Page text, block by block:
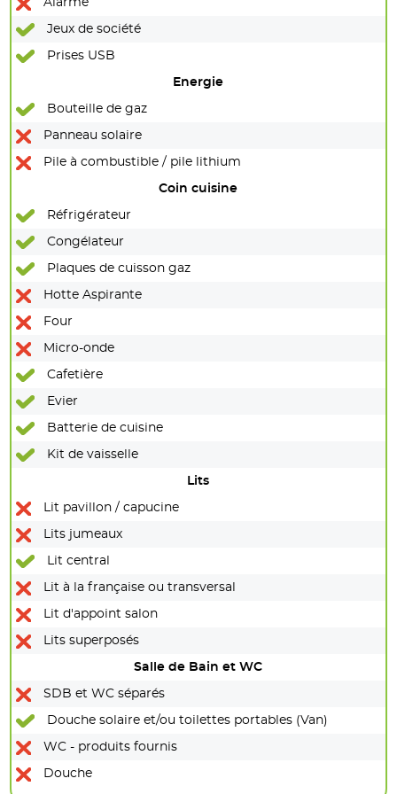
Alarme
Jeux de société
Prises USB
Energie
Bouteille de gaz
Panneau solaire
Pile à combustible / pile lithium
Coin cuisine
Réfrigérateur
Congélateur
Plaques de cuisson gaz
Hotte Aspirante
Four
Micro-onde
Cafetière
Evier
Batterie de cuisine
Kit de vaisselle
Lits
Lit pavillon / capucine
Lits jumeaux
Lit central
Lit à la française ou transversal
Lit d'appoint salon
Lits superposés
Salle de Bain et WC
SDB et WC séparés
Douche solaire et/ou toilettes portables (Van)
WC - produits fournis
Douche